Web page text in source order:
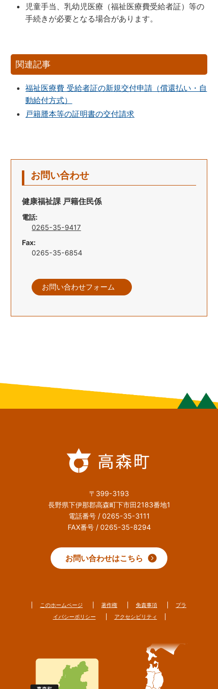
児童手当、乳幼児医療（福祉医療費受給者証）等の
手続きが必要となる場合があります。
関連記事
福祉医療費 受給者証の新規交付申請（償還払い・自
動給付方式）
戸籍謄本等の証明書の交付請求
お問い合わせ
健康福祉課 戸籍住民係
電話:
0265-35-9417
Fax:
0265-35-6854
お問い合わせフォーム
〒399-3193
長野県下伊那郡高森町下市田2183番地1
電話番号 / 0265-35-3111
FAX番号 / 0265-35-8294
お問い合わせはこちら
このホームページ 著作権 免責事項
プラ
イバシーポリシー
アクセシビリティ